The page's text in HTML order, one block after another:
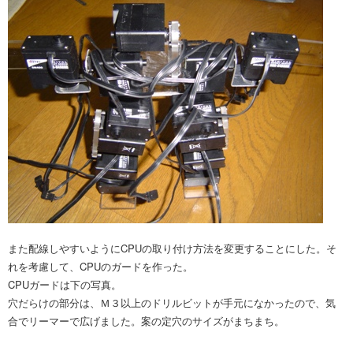
また配線しやすいようにCPUの取り付け方法を変更することにした。そ
れを考慮して、CPUのガードを作った。
CPUガードは下の写真。
穴だらけの部分は、Ｍ３以上のドリルビットが手元になかったので、気
合でリーマーで広げました。案の定穴のサイズがまちまち。